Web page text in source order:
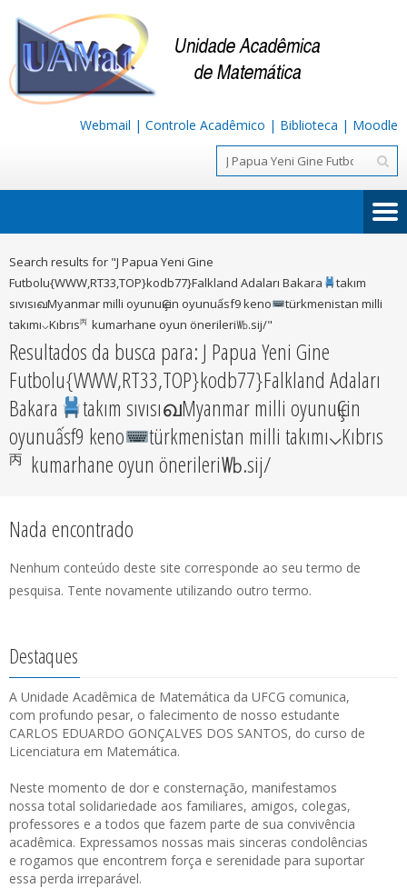
Webmail | Controle Acadêmico | Biblioteca | Moodle
Search results for "J Papua Yeni Gine
Futbolu{WWW,RT33,TOP}kodb77}Falkland Adaları Bakara
takım
sıvısıഖMyanmar milli oyunuѥÇin oyunuấsf9 keno
türkmenistan milli
takımı⌵Kıbrıs㆛kumarhane oyun önerileri㏝.sij/"
Resultados da busca para: J Papua Yeni Gine
Futbolu{WWW,RT33,TOP}kodb77}Falkland Adaları
Bakara
takım sıvısıഖMyanmar milli oyunuѥÇin
oyunuấsf9 keno
türkmenistan milli takımı⌵Kıbrıs
㆛kumarhane oyun önerileri㏝.sij/
Nada encontrado
Nenhum conteúdo deste site corresponde ao seu termo de
pesquisa. Tente novamente utilizando outro termo.
Destaques
A Unidade Acadêmica de Matemática da UFCG comunica,
com profundo pesar, o falecimento de nosso estudante
CARLOS EDUARDO GONÇALVES DOS SANTOS, do curso de
Licenciatura em Matemática.
Neste momento de dor e consternação, manifestamos
nossa total solidariedade aos familiares, amigos, colegas,
professores e a todos que fazem parte de sua convivência
acadêmica. Expressamos nossas mais sinceras condolências
e rogamos que encontrem força e serenidade para suportar
essa perda irreparável.